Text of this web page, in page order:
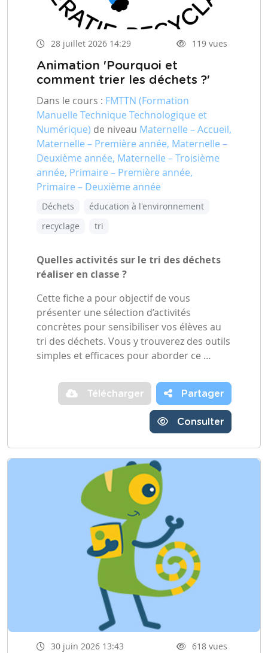
28 juillet 2026 14:29 119 vues
Animation 'Pourquoi et
comment trier les déchets ?'
Dans le cours : FMTTN (Formation
Manuelle Technique Technologique et
Numérique) de niveau Maternelle – Accueil,
Maternelle – Première année, Maternelle –
Deuxième année, Maternelle – Troisième
année, Primaire – Première année,
Primaire – Deuxième année
Déchets
éducation à l'environnement
recyclage
tri
Quelles activités sur le tri des déchets
réaliser en classe ?
Cette fiche a pour objectif de vous
présenter une sélection d’activités
concrètes pour sensibiliser vos élèves au
tri des déchets. Vous y trouverez des outils
simples et efficaces pour aborder ce …
Télécharger Partager
Consulter
30 juin 2026 13:43
618 vues